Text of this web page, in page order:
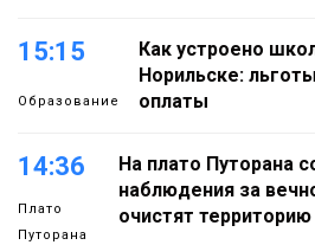
15:15
Образование
Как устроено
Норильске:
оплаты
14:36
Плато
Путорана
На плато Путорана
наблюдения за
очистят